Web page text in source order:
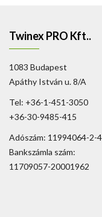
Twinex PRO Kft..
1083 Budapest
Apáthy István u. 8/A
Tel: +36-1-451-3050
+36-30-9485-415
Adószám: 11994064-2-
Bankszámla szám:
11709057-20001962